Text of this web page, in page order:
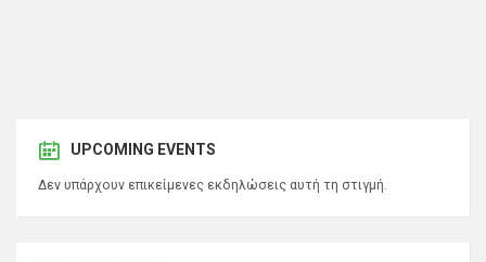
UPCOMING EVENTS
Δεν υπάρχουν επικείμενες εκδηλώσεις αυτή τη στιγμή.